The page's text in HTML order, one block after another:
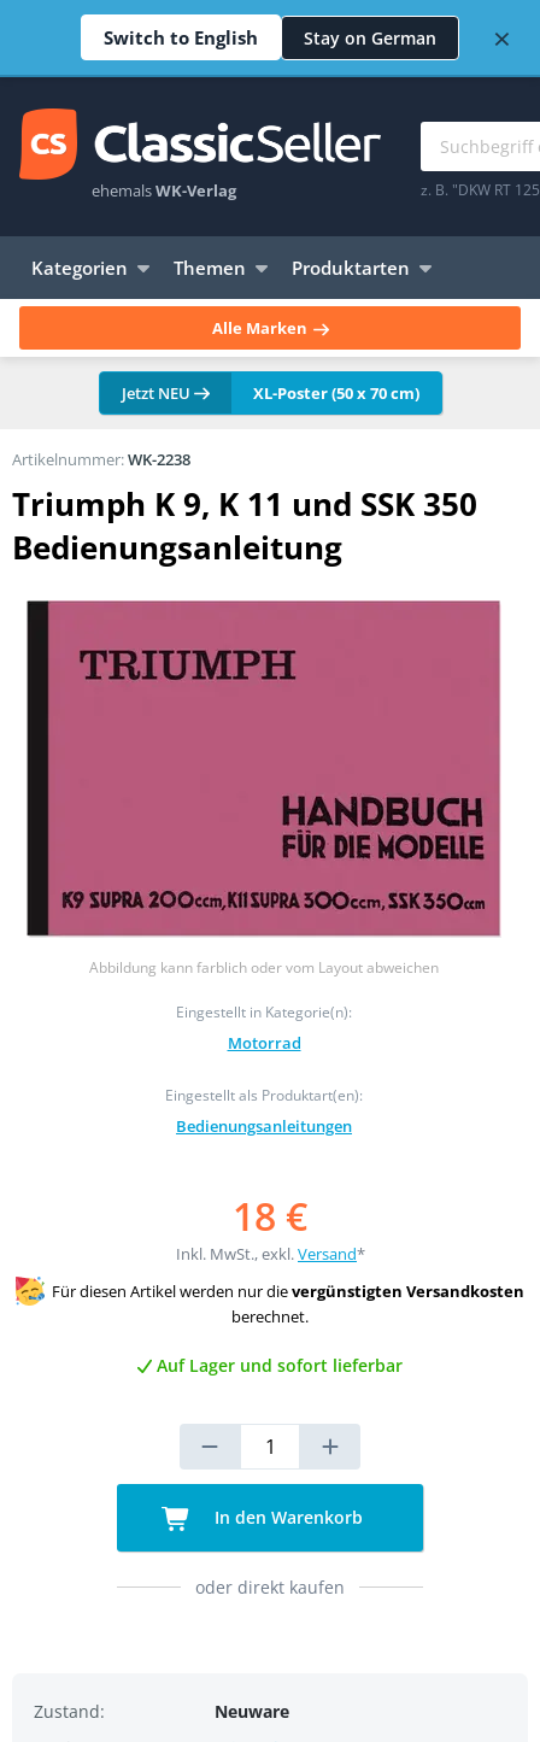
Switch to English Stay on German ×
ehemalsWK-Verlag z. B. "DKW RT
Kategorien Themen Produktarten
Alle Marken
Jetzt NEU XL-Poster (50 x 70 cm)
Triumph K 9, K 11 und SSK 350
Bedienungsanleitung
Abbildung kann farblich oder vom Layout abweichen
Eingestellt in Kategorie(n):
Motorrad
Eingestellt als Produktart(en):
Bedienungsanleitungen
Artikelnummer:WK-2238
18 €
Inkl. MwSt., exkl.Versand*
Für diesen Artikel werden nur dievergünstigten Versandkosten
berechnet.
Auf Lager und sofort lieferbar
In den Warenkorb
oder direkt kaufen
Zustand:
Neuware